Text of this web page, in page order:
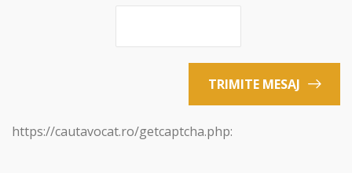
TRIMITE MESAJ
https://cautavocat.ro/getcaptcha.php: